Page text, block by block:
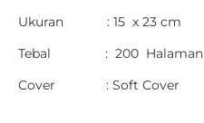
Ukuran : 15 x 23 cm
Tebal : 200 Halaman
Cover : Soft Cover